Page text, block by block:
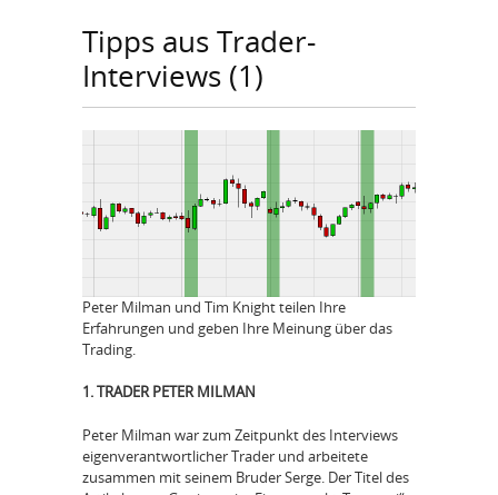
Tipps aus Trader-
Interviews (1)
Peter Milman und Tim Knight teilen Ihre
Erfahrungen und geben Ihre Meinung über das
Trading.
1. TRADER PETER MILMAN
Peter Milman war zum Zeitpunkt des Interviews
eigenverantwortlicher Trader und arbeitete
zusammen mit seinem Bruder Serge. Der Titel des